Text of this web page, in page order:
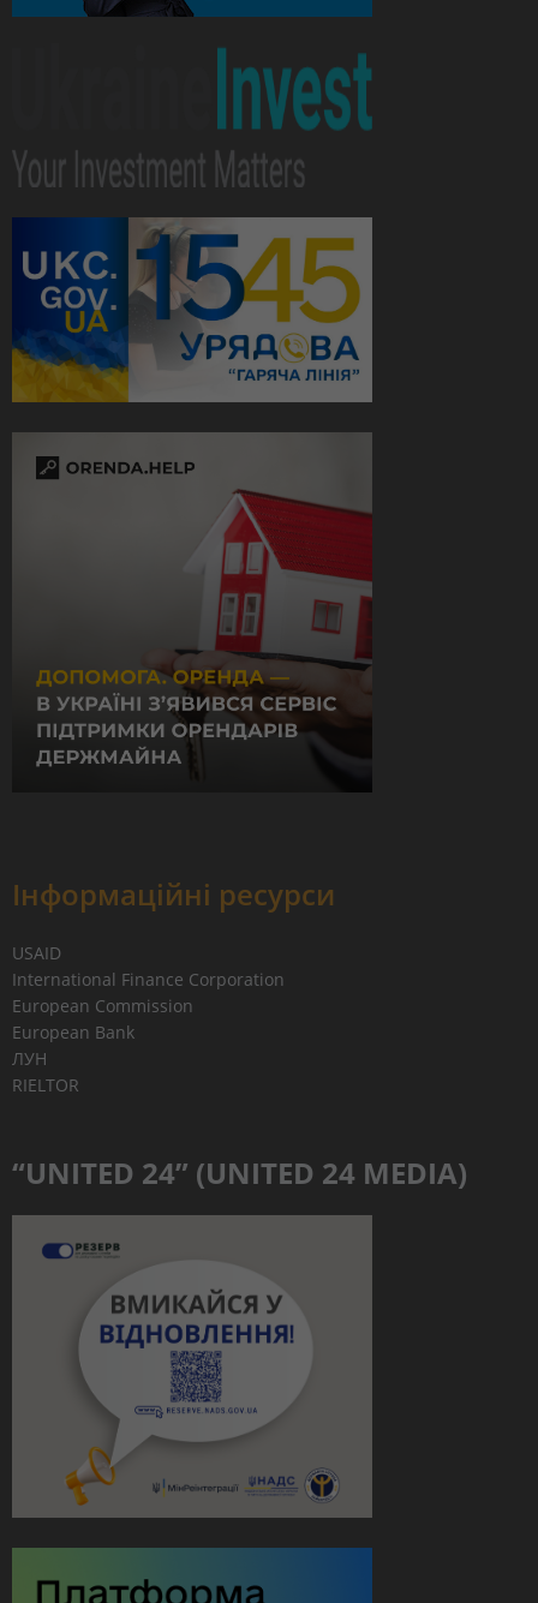
Інформаційні ресурси
USAID
International Finance Corporation
European Commission
European Bank
ЛУН
RIELTOR
“UNITED 24” (UNITED 24 MEDIA)